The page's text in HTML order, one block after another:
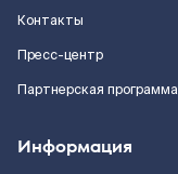
Контакты
Пресс-центр
Партнерская программа
Информация